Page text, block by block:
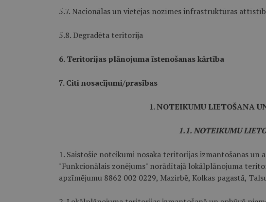
5.7. Nacionālas un vietējas nozīmes infrastruktūras
5.8. Degradēta teritorija
6. Teritorijas plānojuma īstenošanas kārtība
7. Citi nosacījumi/prasības
1. NOTEIKUMU LIETOŠANA
1.1. NOTEIKUMU
1. Saistošie noteikumi nosaka teritorijas izmantošanas un
"Funkcionālais zonējums" norādītajā lokālplānojuma
apzīmējumu 8862 002 0229, Mazirbē, Kolkas pagastā,